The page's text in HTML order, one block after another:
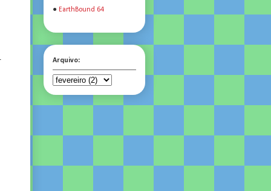
● EarthBound 64
Arquivo: